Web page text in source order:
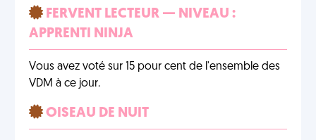
FERVENT LECTEUR — NIVEAU :
APPRENTI NINJA
Vous avez voté sur 15 pour cent de l'ensemble des
VDM à ce jour.
OISEAU DE NUIT